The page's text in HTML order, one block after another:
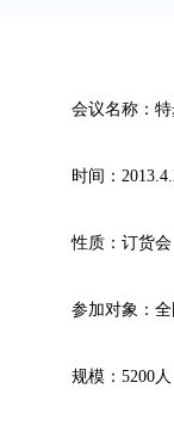
会议名称：
时间：
性质：订货会
参加对象：全
规模：5200人